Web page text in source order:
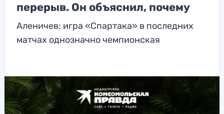
перерыв. Он объяснил, почему
Аленичев: игра «Спартака» в последних
матчах однозначно чемпионская